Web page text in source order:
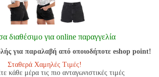
διαθέσιμο για online παραγγελία
για παραλαβή από οποιοδήποτε eshop point!
Σταθερά Χαμηλές Τιμές!
κάθε μέρα τις πιο ανταγωνιστικές τιμές